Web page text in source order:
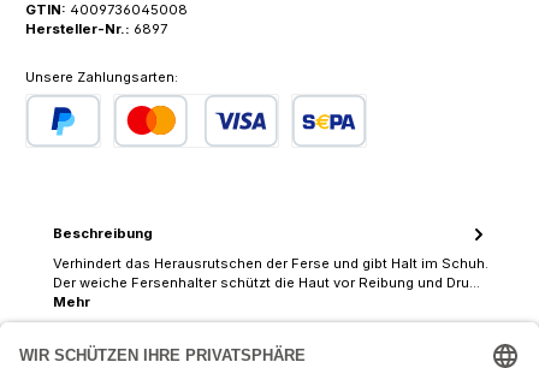
GTIN: 4009736045008
Hersteller-Nr.: 6897
Unsere Zahlungsarten:
Beschreibung
Verhindert das Herausrutschen der Ferse und gibt Halt im Schuh.
Der weiche Fersenhalter schützt die Haut vor Reibung und Dru…
Mehr